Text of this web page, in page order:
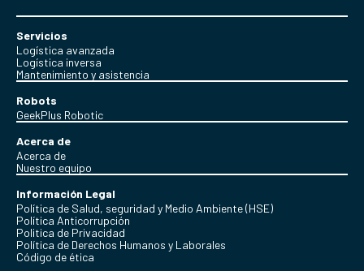
Servicios
Logística avanzada
Logística inversa
Mantenimiento y asistencia
Robots
GeekPlus Robotic
Acerca de
Acerca de
Nuestro equipo
Información Legal
Política de Salud, seguridad y Medio Ambiente (HSE)
Política Anticorrupción
Politica de Privacidad
Política de Derechos Humanos y Laborales
Código de ética